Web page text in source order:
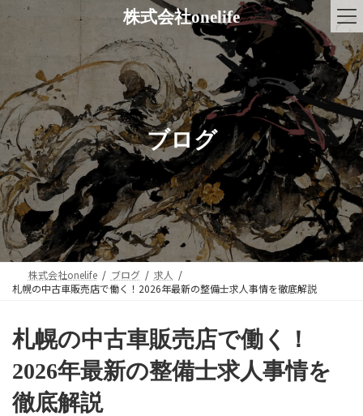
ス
キ
ッ
プ
ン
に
移
動
株式会社onelife
ブログ
株式会社onelife ブログ
求人
札幌の中古車販売店で働く！2026年最新の整備士求人事情を徹底解説
札幌の中古車販売店で働く！
2026年最新の整備士求人事情を
徹底解説